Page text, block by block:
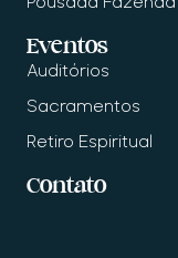
Eventos
Auditórios
Sacramentos
Retiro Espiritual
Contato